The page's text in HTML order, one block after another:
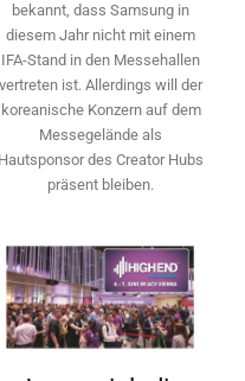
bekannt, dass Samsung in
diesem Jahr nicht mit einem
IFA-Stand in den Messehallen
vertreten ist. Allerdings will ­der
koreanische Konzern auf dem
Messegelände als
Hautsponsor des Creator Hubs
präsent bleiben.